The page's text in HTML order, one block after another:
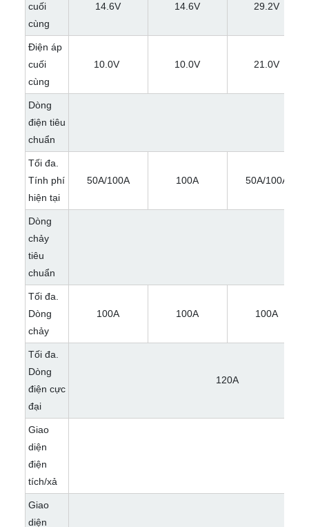
cuối
cùng
14.6V 14.6V 29.2V
Điện áp
cuối
cùng
10.0V 10.0V 21.0V
Dòng
điện tiêu
chuẩn
Tối đa.
Tính phí
hiện tại
50A/100A 100A 50A/100A
Dòng
chảy
tiêu
chuẩn
Tối đa.
Dòng
chảy
100A 100A 100A
Tối đa.
Dòng
điện cực
đại
120A
Giao
diện
điện
tích/xả
Giao
diện